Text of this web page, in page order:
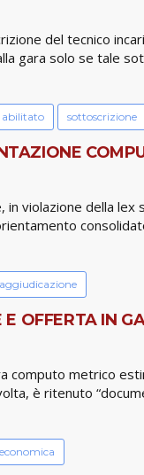
del tecnico
gara solo se tale
abilitato sottoscrizione
violazione della
OFFERTA IN
computo metrico
è ritenuto